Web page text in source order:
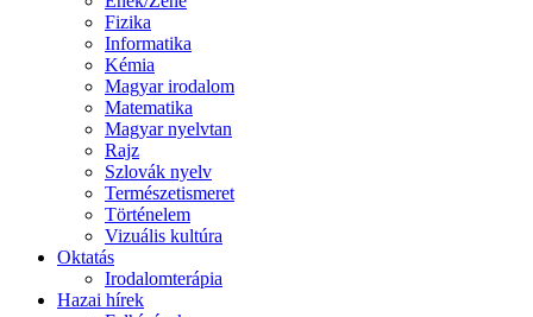
Fizika
Informatika
Kémia
Magyar irodalom
Matematika
Magyar nyelvtan
Rajz
Szlovák nyelv
Természetismeret
Történelem
Vizuális kultúra
Oktatás
Irodalomterápia
Hazai hírek